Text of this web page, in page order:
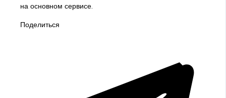
на основном сервисе.
Поделиться